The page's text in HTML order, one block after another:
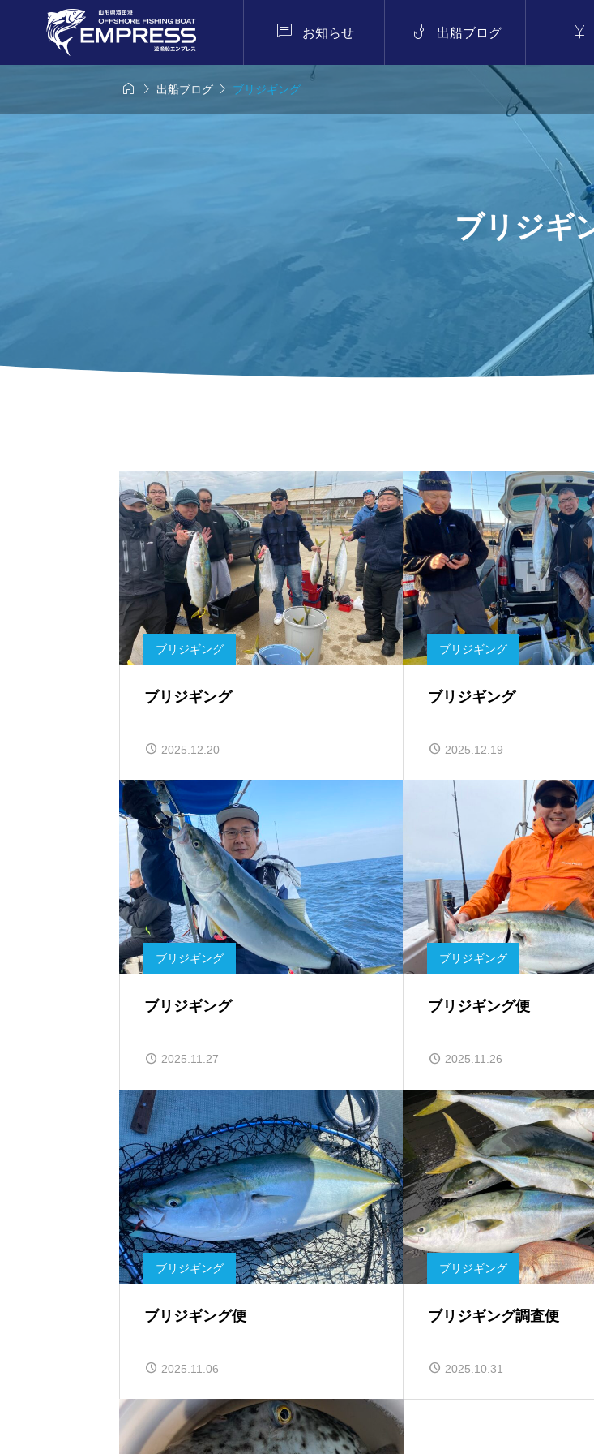
 お知らせ  出船ブログ 
  出船ブログ  ブリジギング
ブリジギ
ブリジギング
ブリジギング
2025.12.20
ブリジギング
ブリジギング
2025.12.19
ブリジギング
ブリジギング
2025.11.27
ブリジギング
ブリジギング便
2025.11.26
ブリジギング
ブリジギング便
2025.11.06
ブリジギング
ブリジギング調査便
2025.10.31